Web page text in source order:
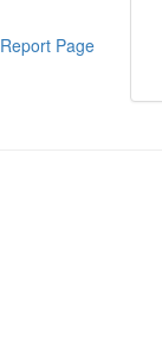
Report Page